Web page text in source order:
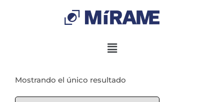
Mostrando el único resultado